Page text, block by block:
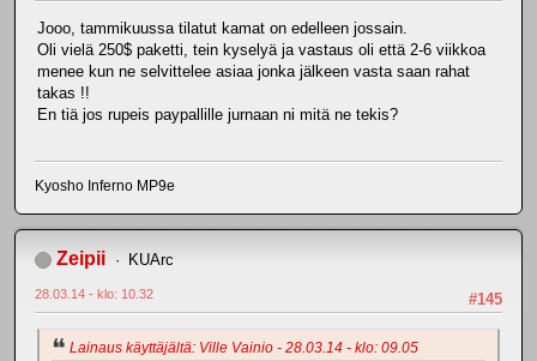
Jooo, tammikuussa tilatut kamat on edelleen jossain.
Oli vielä 250$ paketti, tein kyselyä ja vastaus oli että 2-6 viikkoa
menee kun ne selvittelee asiaa jonka jälkeen vasta saan rahat
takas !!
En tiä jos rupeis paypallille jurnaan ni mitä ne tekis?
Kyosho Inferno MP9e
Zeipii KUArc
#145
28.03.14 - klo: 10.32
Lainaus käyttäjältä: Ville Vainio - 28.03.14 - klo: 09.05